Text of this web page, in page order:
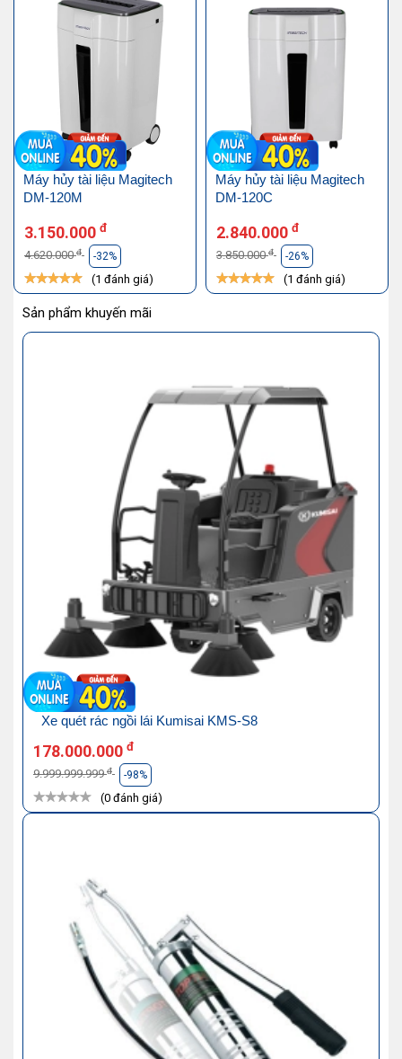
Máy hủy tài liệu Magitech
DM-120M
3.150.000 đ
4.620.000đ -32%
(1 đánh giá)
Máy hủy tài liệu Magitech
DM-120C
2.840.000 đ
3.850.000đ -26%
(1 đánh giá)
Sản phẩm khuyến mãi
Xe quét rác ngồi lái Kumisai KMS-S8
178.000.000 đ
9.999.999.999đ -98%
(0 đánh giá)